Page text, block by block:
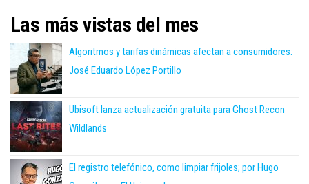
Las más vistas del mes
Algoritmos y tarifas dinámicas afectan a consumidores:
José Eduardo López Portillo
Ubisoft lanza actualización gratuita para Ghost Recon
Wildlands
El registro telefónico, como limpiar frijoles; por Hugo